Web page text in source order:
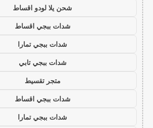
شحن يلا لودو اقساط
شدات ببجي اقساط
شدات ببجي تمارا
شدات ببجي تابي
متجر تقسيط
شدات ببجي اقساط
شدات ببجي تمارا